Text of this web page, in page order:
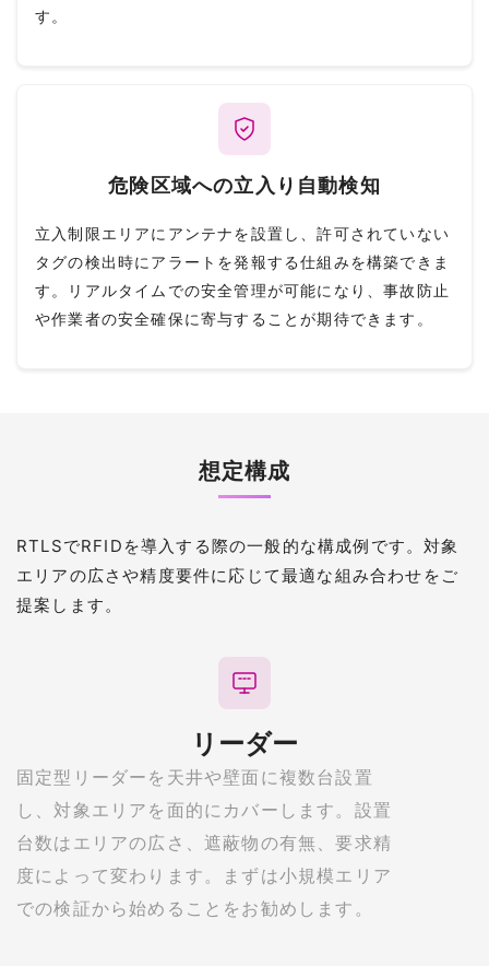
す。
危険区域への立入り自動検知
立入制限エリアにアンテナを設置し、許可されていない
タグの検出時にアラートを発報する仕組みを構築できま
す。リアルタイムでの安全管理が可能になり、事故防止
や作業者の安全確保に寄与することが期待できます。
想定構成
RTLSでRFIDを導入する際の一般的な構成例です。対象
エリアの広さや精度要件に応じて最適な組み合わせをご
提案します。
リーダー
固定型リーダーを天井や壁面に複数台設置
し、対象エリアを面的にカバーします。設置
台数はエリアの広さ、遮蔽物の有無、要求精
度によって変わります。まずは小規模エリア
での検証から始めることをお勧めします。